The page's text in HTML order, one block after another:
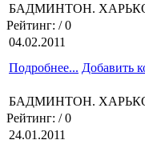
БАДМИНТОН.
Рейтинг: / 0
04.02.2011
Подробнее... Добавить
БАДМИНТОН.
Рейтинг: / 0
24.01.2011